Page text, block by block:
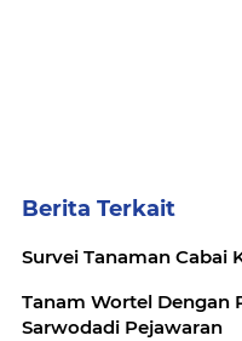
Berita Terkait
Survei Tanaman Cabai
Tanam Wortel Dengan
Sarwodadi Pejawaran